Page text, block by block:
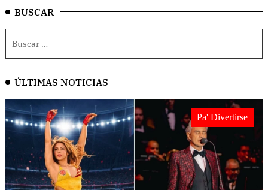
BUSCAR
ÚLTIMAS NOTICIAS
Pa' Divertirse